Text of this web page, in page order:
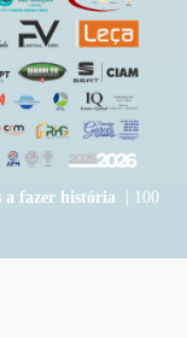
a fazer história | 100